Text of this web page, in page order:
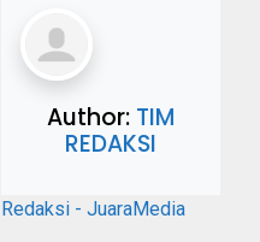
Author: TIM
REDAKSI
Redaksi - JuaraMedia